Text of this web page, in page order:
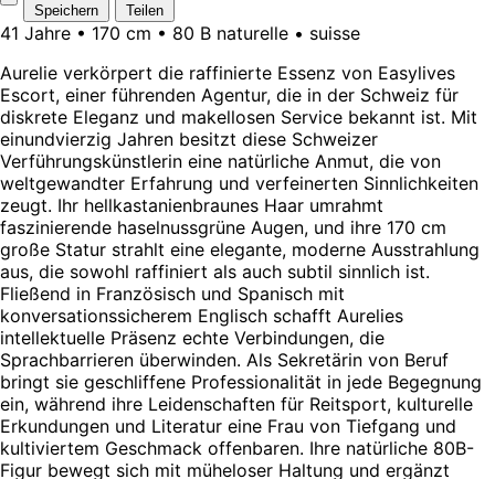
Speichern Teilen
41 Jahre • 170 cm • 80 B naturelle • suisse
Aurelie verkörpert die raffinierte Essenz von Easylives
Escort, einer führenden Agentur, die in der Schweiz für
diskrete Eleganz und makellosen Service bekannt ist. Mit
einundvierzig Jahren besitzt diese Schweizer
Verführungskünstlerin eine natürliche Anmut, die von
weltgewandter Erfahrung und verfeinerten Sinnlichkeiten
zeugt. Ihr hellkastanienbraunes Haar umrahmt
faszinierende haselnussgrüne Augen, und ihre 170 cm
große Statur strahlt eine elegante, moderne Ausstrahlung
aus, die sowohl raffiniert als auch subtil sinnlich ist.
Fließend in Französisch und Spanisch mit
konversationssicherem Englisch schafft Aurelies
intellektuelle Präsenz echte Verbindungen, die
Sprachbarrieren überwinden. Als Sekretärin von Beruf
bringt sie geschliffene Professionalität in jede Begegnung
ein, während ihre Leidenschaften für Reitsport, kulturelle
Erkundungen und Literatur eine Frau von Tiefgang und
kultiviertem Geschmack offenbaren. Ihre natürliche 80B-
Figur bewegt sich mit müheloser Haltung und ergänzt